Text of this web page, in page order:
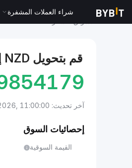
شراء العملات المشفرة
قم بتحويل NZD إلى LINK
آخر تحديث: Aug 6, 2026, 11:00:00
إحصائيات السوق
القيمة السوقية